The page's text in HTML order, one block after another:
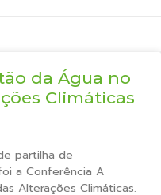
da Água no
Climáticas
partilha de
a Conferência A
Alterações Climáticas.